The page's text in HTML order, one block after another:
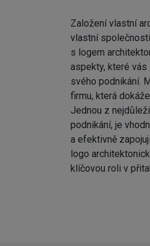
Založení vlastní
vlastní
s logem
aspekty, které
svého podnikání.
firmu, která
Jednou z
podnikání, je
a efektivně
logo
klíčovou roli v